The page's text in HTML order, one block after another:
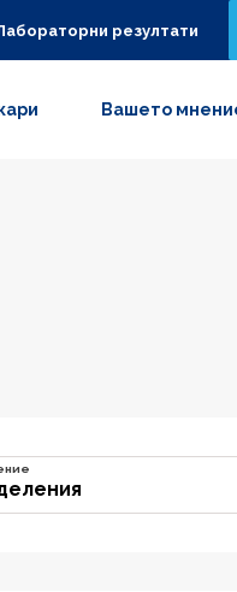
резултати
Вашето